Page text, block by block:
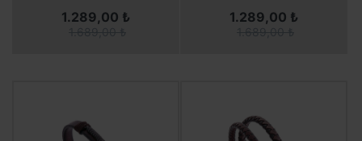
1.289,00 ₺ 1.289,00 ₺